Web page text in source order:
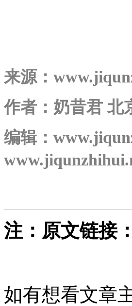
来源：
作者：奶昔君 北
编辑：
注： 原文链接：
如有想看文章